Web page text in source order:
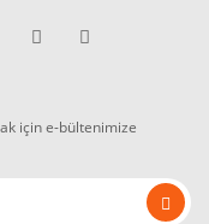
için e-bültenimize